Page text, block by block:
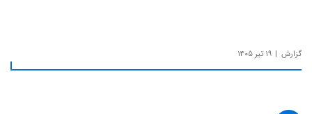
گزارش ۱۹ تیر ۱۴۰۵